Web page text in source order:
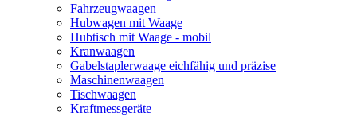
Fahrzeugwaagen
Hubwagen mit Waage
Hubtisch mit Waage - mobil
Kranwaagen
Gabelstaplerwaage eichfähig und präzise
Maschinenwaagen
Tischwaagen
Kraftmessgeräte